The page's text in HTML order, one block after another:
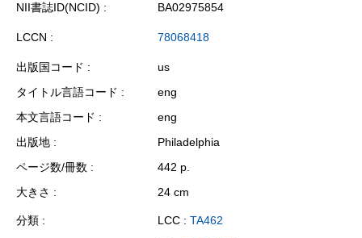
NII書誌ID(NCID) BA02975854
LCCN 78068418
出版国コード
us
タイトル言語コード
eng
本文言語コード
eng
出版地
Philadelphia
ページ数/冊数
442 p.
大きさ
24 cm
分類 LCC : TA462